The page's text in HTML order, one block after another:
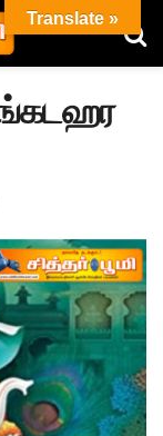
Translate »